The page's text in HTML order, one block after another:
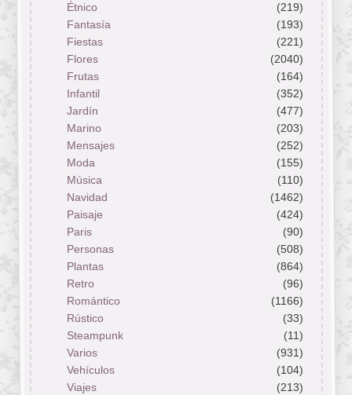
Étnico
(219)
Fantasía
(193)
Fiestas
(221)
Flores
(2040)
Frutas
(164)
Infantil
(352)
Jardín
(477)
Marino
(203)
Mensajes
(252)
Moda
(155)
Música
(110)
Navidad
(1462)
Paisaje
(424)
Paris
(90)
Personas
(508)
Plantas
(864)
Retro
(96)
Romántico
(1166)
Rústico
(33)
Steampunk
(11)
Varios
(931)
Vehículos
(104)
Viajes
(213)